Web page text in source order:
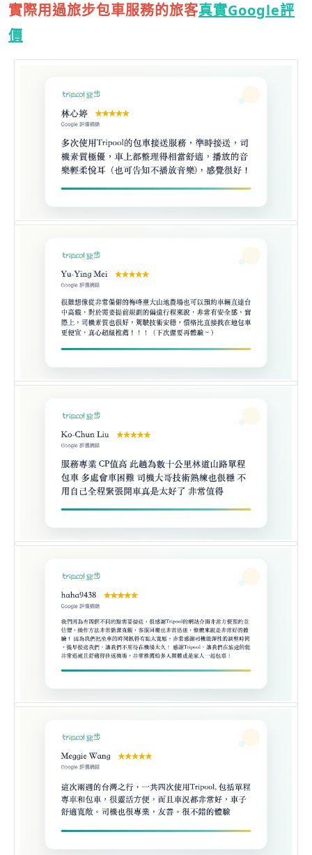
實際用過旅步包車服務的旅客真實Google評
價